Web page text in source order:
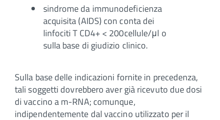
sindrome da immunodeficienza
acquisita (AIDS) con conta dei
linfociti T CD4+ < 200cellule/μl o
sulla base di giudizio clinico.
Sulla base delle indicazioni fornite in precedenza,
tali soggetti dovrebbero aver già ricevuto due dosi
di vaccino a m-RNA; comunque,
indipendentemente dal vaccino utilizzato per il